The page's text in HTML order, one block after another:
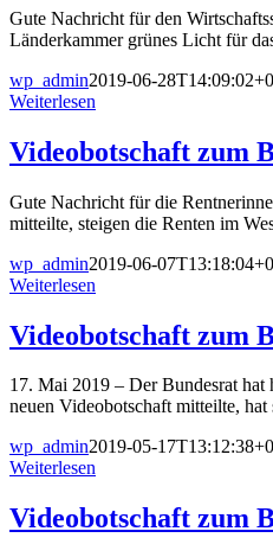
Gute Nachricht für den
Länderkammer grünes Licht für
wp_admin2019-06-
Weiterlesen
Videobotschaft zum
Gute Nachricht für die
mitteilte, steigen die Renten im
wp_admin2019-06-
Weiterlesen
Videobotschaft zum
17. Mai 2019 – Der Bundesrat
neuen Videobotschaft mitteilte,
wp_admin2019-05-
Weiterlesen
Videobotschaft zum